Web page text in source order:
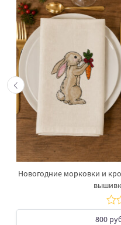
Новогодние морковки и
800